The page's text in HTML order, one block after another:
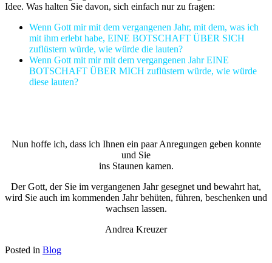
Idee. Was halten Sie davon, sich einfach nur zu fragen:
Wenn Gott mir mit dem vergangenen Jahr, mit dem, was ich
mit ihm erlebt habe, EINE BOTSCHAFT ÜBER SICH
zuflüstern würde, wie würde die lauten?
Wenn Gott mit mir mit dem vergangenen Jahr EINE
BOTSCHAFT ÜBER MICH zuflüstern würde, wie würde
diese lauten?
Nun hoffe ich, dass ich Ihnen ein paar Anregungen geben konnte
und Sie
ins Staunen kamen.
Der Gott, der Sie im vergangenen Jahr gesegnet und bewahrt hat,
wird Sie auch im kommenden Jahr behüten, führen, beschenken und
wachsen lassen.
Andrea Kreuzer
Posted in Blog